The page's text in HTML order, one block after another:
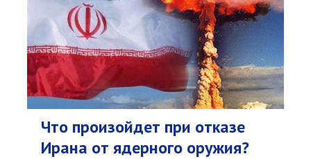
Что произойдет при отказе
Ирана от ядерного оружия?